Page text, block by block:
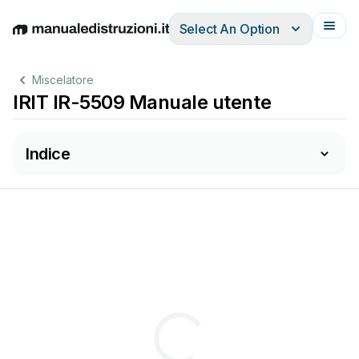
EnglishDeutschEspañolItalianoFrançais
Select An Option
Miscelatore
IRIT IR-5509 Manuale utente
Indice